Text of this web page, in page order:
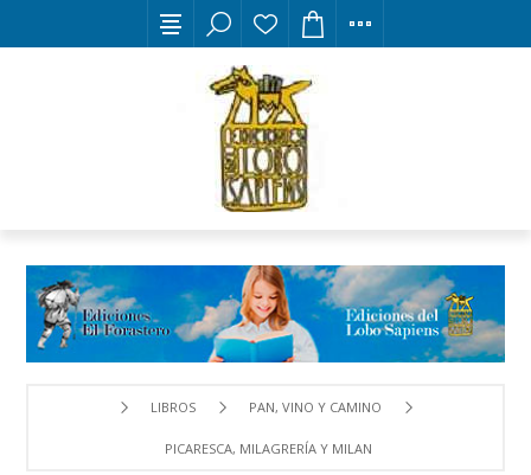
LIBROS PAN, VINO Y CAMINO
PICARESCA, MILAGRERÍA Y MILANDANZAS EN LA VÍA